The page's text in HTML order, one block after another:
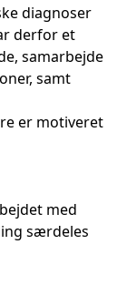
diagnoser
derfor et
samarbejde
samt
er motiveret
med
særdeles